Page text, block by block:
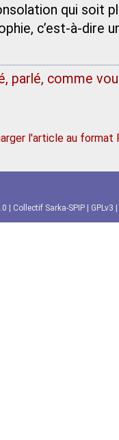
qui soit
c’est-à-dire
parlé, comme
l'article au format
Collectif Sarka-SPIP GPLv3